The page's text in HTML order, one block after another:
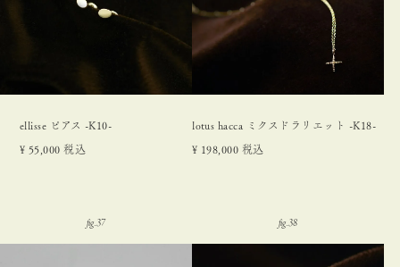
ellisse ピアス -K10-
¥ 55,000 税込
lotus hacca ミクスドラリエット -K18-
¥ 198,000 税込